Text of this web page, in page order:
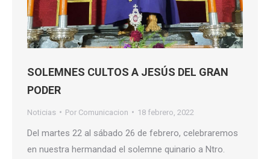
SOLEMNES CULTOS A JESÚS DEL GRAN
PODER
Noticias Por Comunicacion 18 febrero, 2022
Del martes 22 al sábado 26 de febrero, celebraremos
en nuestra hermandad el solemne quinario a Ntro.